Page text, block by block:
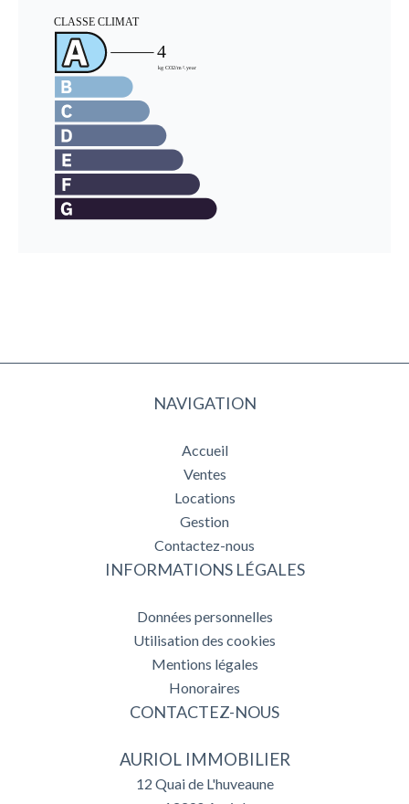
NAVIGATION
Accueil
Ventes
Locations
Gestion
Contactez-nous
INFORMATIONS LÉGALES
Données personnelles
Utilisation des cookies
Mentions légales
Honoraires
CONTACTEZ-NOUS
AURIOL IMMOBILIER
12 Quai de L'huveaune